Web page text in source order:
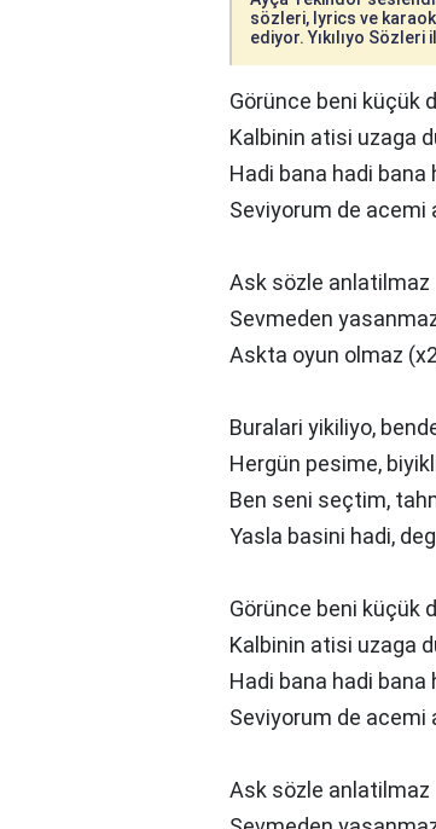
sözleri, lyrics ve
ediyor. Yıkılıyo
Görünce beni küçük
Kalbinin atisi uzaga
Hadi bana hadi bana
Seviyorum de acemi
Ask sözle anlatilmaz
Sevmeden
Askta oyun olmaz
Buralari yikiliyo,
Hergün pesime,
Ben seni seçtim,
Yasla basini hadi,
Görünce beni küçük
Kalbinin atisi uzaga
Hadi bana hadi bana
Seviyorum de acemi
Ask sözle anlatilmaz